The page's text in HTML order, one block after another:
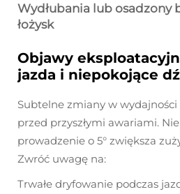
Wydłubania lub osadzony
łożysk
Objawy
jazda i niepokojące
Subtelne zmiany w wydajności
przed przyszłymi awariami.
prowadzenie o 5° zwiększa
Zwróć uwagę na:
Trwałe dryfowanie podczas